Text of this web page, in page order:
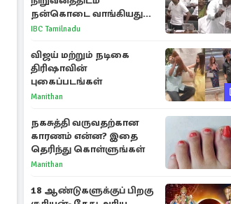
நன்கொடை வாங்கியது
ஏன்? உதயநிதி - ஆதவ்
IBC Tamilnadu
விஜய் மற்றும் நடிகை
திரிஷாவின்
புகைப்படங்கள்
Manithan
நகசுத்தி வருவதற்கான
காரணம் என்ன? இதை
தெரிந்து கொள்ளுங்கள்
Manithan
18 ஆண்டுகளுக்குப் பிறகு